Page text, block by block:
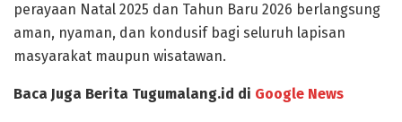
perayaan Natal 2025 dan Tahun Baru 2026 berlangsung
aman, nyaman, dan kondusif bagi seluruh lapisan
masyarakat maupun wisatawan.
Baca Juga Berita Tugumalang.id di Google News